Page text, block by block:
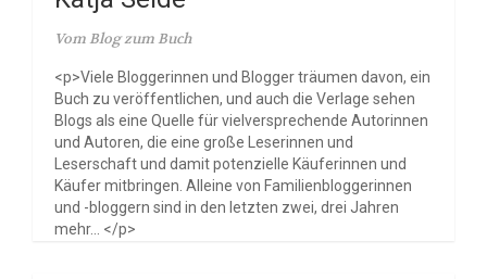
Vom Blog zum Buch
<p>Viele Bloggerinnen und Blogger träumen davon, ein
Buch zu veröffentlichen, und auch die Verlage sehen
Blogs als eine Quelle für vielversprechende Autorinnen
und Autoren, die eine große Leserinnen und
Leserschaft und damit potenzielle Käuferinnen und
Käufer mitbringen. Alleine von Familienbloggerinnen
und -bloggern sind in den letzten zwei, drei Jahren
mehr... </p>